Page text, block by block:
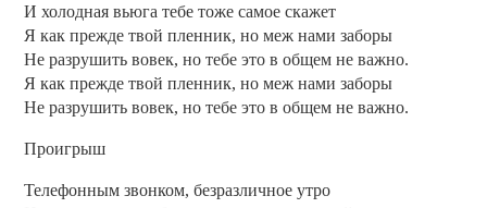
И холодная вьюга тебе тоже самое скажет
Я как прежде твой пленник, но меж нами заборы
Не разрушить вовек, но тебе это в общем не важно.
Я как прежде твой пленник, но меж нами заборы
Не разрушить вовек, но тебе это в общем не важно.
Проигрыш
Телефонным звонком, безразличное утро